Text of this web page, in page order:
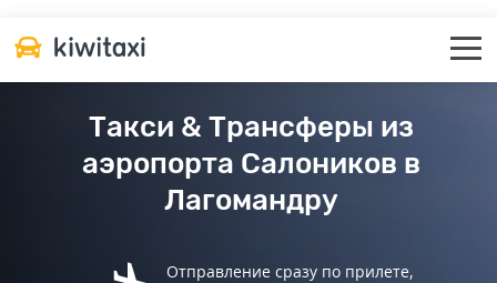
Такси & Трансферы из
аэропорта Салоников в
Лагомандру
Отправление сразу по прилете,